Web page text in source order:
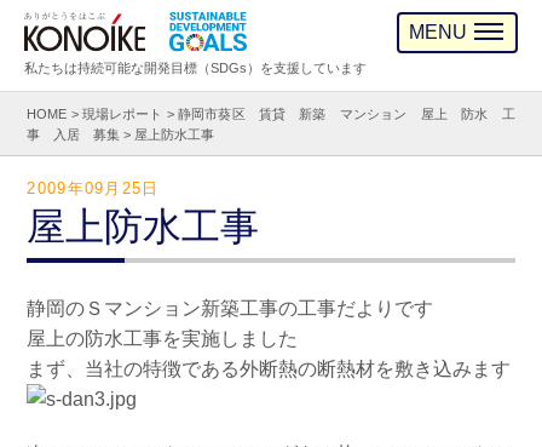
私たちは持続可能な開発目標（SDGs）を支援しています
MENU
HOME > 現場レポート > 静岡市葵区 賃貸 新築 マンション 屋上 防水 工
事 入居 募集 > 屋上防水工事
2009年09月25日
屋上防水工事
静岡のＳマンション新築工事の工事だよりです
屋上の防水工事を実施しました
まず、当社の特徴である外断熱の断熱材を敷き込みます